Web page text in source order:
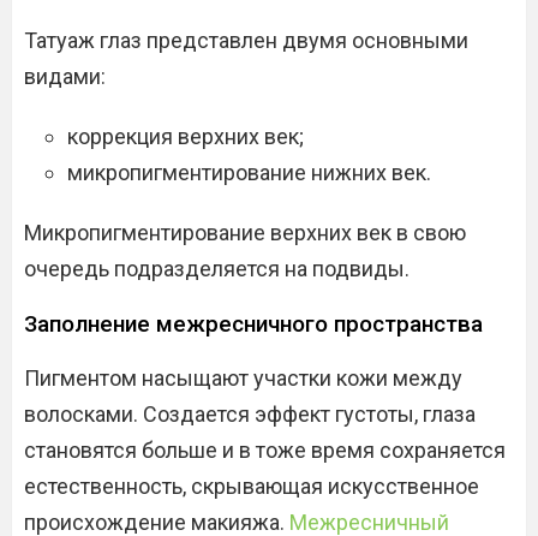
Татуаж глаз представлен двумя основными
видами:
коррекция верхних век;
микропигментирование нижних век.
Микропигментирование верхних век в свою
очередь подразделяется на подвиды.
Заполнение межресничного пространства
Пигментом насыщают участки кожи между
волосками. Создается эффект густоты, глаза
становятся больше и в тоже время сохраняется
естественность, скрывающая искусственное
происхождение макияжа. Межресничный